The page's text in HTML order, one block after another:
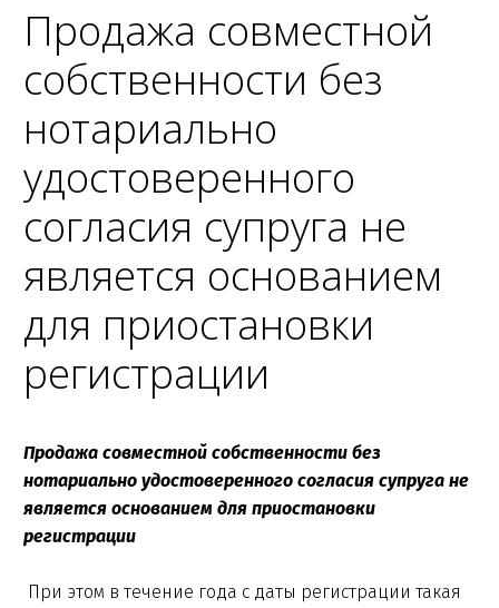
Продажа совместной
собственности без
нотариально
удостоверенного
согласия супруга не
является основанием
для приостановки
регистрации
Продажа совместной собственности без
нотариально удостоверенного согласия супруга не
является основанием для приостановки
регистрации
При этом в течение года c даты регистрации такая